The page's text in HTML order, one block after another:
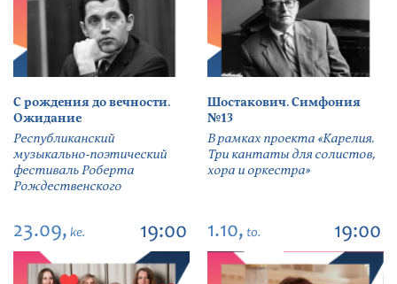
С рождения до вечности.
Ожидание
Республиканский
музыкально-поэтический
фестиваль Роберта
Рождественского
Шостакович. Симфония
№13
В рамках проекта «Карелия.
Три кантаты для солистов,
хора и оркестра»
23.09, ke. 19:00 1.10, to. 19:00